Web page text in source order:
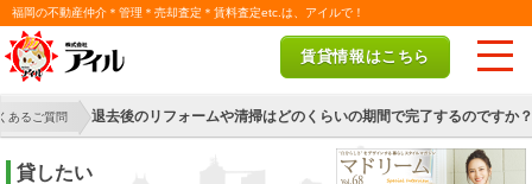
福岡の不動産仲介＊管理＊売却査定＊賃料査定etc.は、アイルで！
賃貸情報はこちら
あるご質問 退去後のリフォームや清掃はどのくらいの期間で完了するのですか？
貸したい